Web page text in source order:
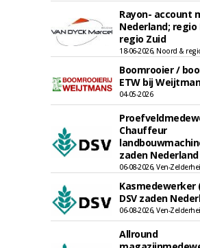
Rayon- account
Nederland; regio
regio Zuid
18-06-2026, Noord &
Boomrooier /
ETW bij
04-05-2026
Chauffeur
zaden Nederland
06-08-2026, Ven-
DSV zaden
06-08-2026, Ven-
Allround